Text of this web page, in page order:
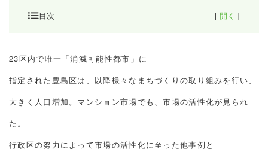
目次 [ 開く ]
23区内で唯一「消滅可能性都市」に
指定された豊島区は、以降様々なまちづくりの取り組みを行い、
大きく人口増加。マンション市場でも、市場の活性化が見られ
た。
行政区の努力によって市場の活性化に至った他事例と